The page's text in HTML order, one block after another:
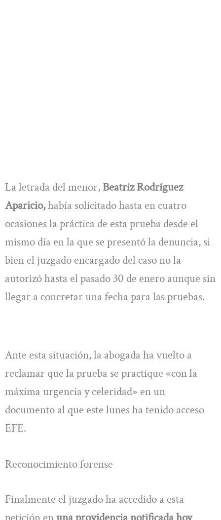
La letrada del menor, Beatriz Rodríguez
Aparicio,había solicitado hasta en cuatro
ocasiones la práctica de esta prueba desde el
mismo día en la que se presentó la denuncia, si
bien el juzgado encargado del caso no la
autorizó hasta el pasado 30 de enero aunque sin
llegar a concretar una fecha para las pruebas.
Ante esta situación, la abogada ha vuelto a
reclamar que la prueba se practique «con la
máxima urgencia y celeridad» en un
documento al que este lunes ha tenido acceso
EFE.
Reconocimiento forense
Finalmente el juzgado ha accedido a esta